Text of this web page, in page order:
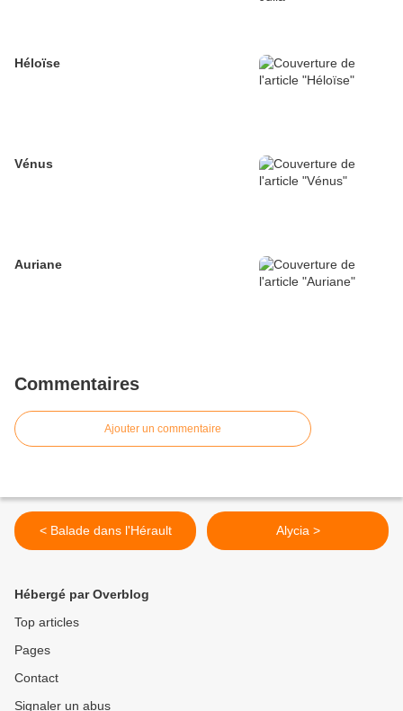
Héloïse
Vénus
Auriane
Commentaires
Ajouter un commentaire
< Balade dans l'Hérault Alycia >
Hébergé par Overblog
Top articles
Pages
Contact
Signaler un abus